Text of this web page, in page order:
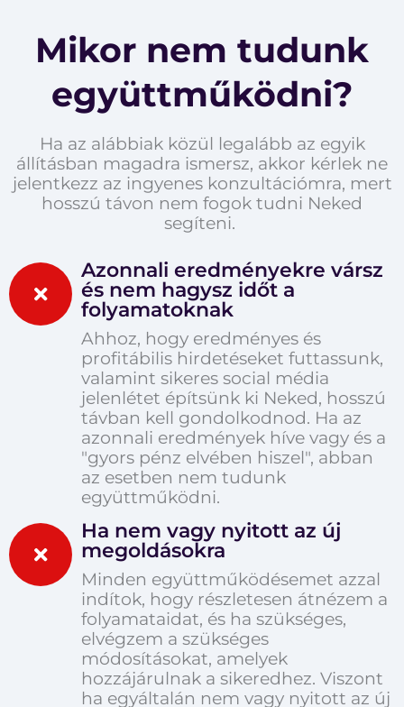
Mikor nem tudunk
együttműködni?
Ha az alábbiak közül legalább az egyik
állításban magadra ismersz, akkor kérlek ne
jelentkezz az ingyenes konzultációmra, mert
hosszú távon nem fogok tudni Neked
segíteni.
Azonnali eredményekre vársz
és nem hagysz időt a
folyamatoknak
Ahhoz, hogy eredményes és
profitábilis hirdetéseket futtassunk,
valamint sikeres social média
jelenlétet építsünk ki Neked, hosszú
távban kell gondolkodnod. Ha az
azonnali eredmények híve vagy és a
"gyors pénz elvében hiszel", abban
az esetben nem tudunk
együttműködni.
Ha nem vagy nyitott az új
megoldásokra
Minden együttműködésemet azzal
indítok, hogy részletesen átnézem a
folyamataidat, és ha szükséges,
elvégzem a szükséges
módosításokat, amelyek
hozzájárulnak a sikeredhez. Viszont
ha egyáltalán nem vagy nyitott az új